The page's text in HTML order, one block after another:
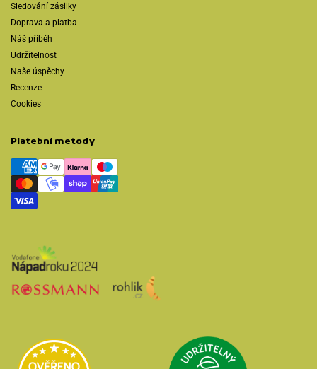
Sledování zásilky
Doprava a platba
Náš příběh
Udržitelnost
Naše úspěchy
Recenze
Cookies
Platební metody